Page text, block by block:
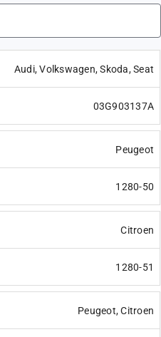
Audi, Volkswagen, Skoda, Seat
03G903137A
Peugeot
1280-50
Citroen
1280-51
Peugeot, Citroen